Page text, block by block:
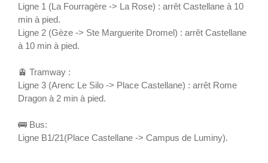
Ligne 1 (La Fourragère -> La Rose) : arrêt Castellane à 10
min à pied.
Ligne 2 (Gèze -> Ste Marguerite Dromel) : arrêt Castellane
à 10 min à pied.
🚊 Tramway :
Ligne 3 (Arenc Le Silo -> Place Castellane) : arrêt Rome
Dragon à 2 min à pied.
🚌 Bus:
Ligne B1/21(Place Castellane -> Campus de Luminy).